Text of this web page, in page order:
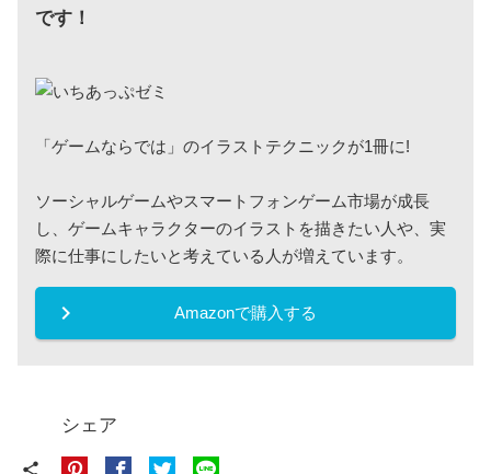
です！
「ゲームならでは」のイラストテクニックが1冊に!
ソーシャルゲームやスマートフォンゲーム市場が成長
し、ゲームキャラクターのイラストを描きたい人や、実
際に仕事にしたいと考えている人が増えています。
keyboard_arrow_right Amazonで購入する
シェア
share